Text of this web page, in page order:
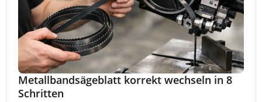
Metallbandsägeblatt korrekt wechseln in 8
Schritten